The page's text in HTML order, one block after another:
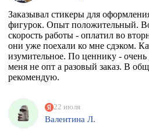
Заказывал стикеры для
фигурок. Опыт положительный.
скорость работы - оплатил во
они уже поехали ко мне сдэком.
изумительное. По ценнику -
меня не опт а разовый заказ. В
рекомендую.
22 июля
Валентина Л.